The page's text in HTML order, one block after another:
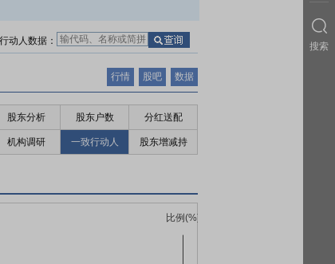
动人数据：
行情 股吧 数据
股东分析 股东户数 分红送配
机构调研 一致行动人 股东增减持
搜索